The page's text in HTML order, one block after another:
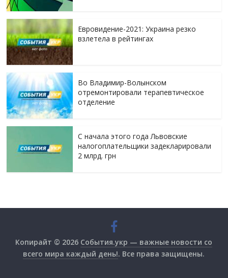
Евровидение-2021: Украина резко
взлетела в рейтингах
Во Владимир-Волынском
отремонтировали терапевтическое
отделение
С начала этого года Львовские
налогоплательщики задекларировали
2 млрд. грн
Копирайт © 2026 События.укр — важные новости со
всего мира каждый день!. Все права защищены.